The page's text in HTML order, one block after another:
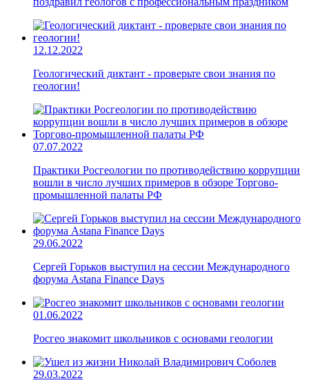
12.12.2022
Геологический диктант - проверьте свои знания по
геологии!
07.07.2022
Практики Росгеологии по противодействию коррупции
вошли в число лучших примеров в обзоре Торгово-
промышленной палаты РФ
29.06.2022
Сергей Горьков выступил на сессии Международного
форума Astana Finance Days
01.06.2022
Росгео знакомит школьников с основами геологии
29.03.2022